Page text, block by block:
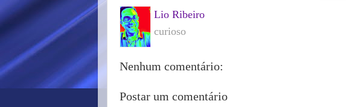
Lio Ribeiro
curioso
Nenhum comentário:
Postar um comentário